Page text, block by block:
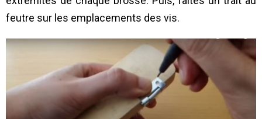
feutre sur les emplacements des vis.